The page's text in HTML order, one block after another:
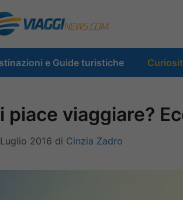
e Guide turistiche
piace viaggiare?
2016 di Cinzia Zadro